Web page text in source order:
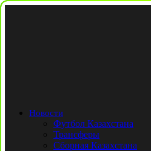
Новости
Футбол Казахстана
Трансферы
Сборная Казахстана